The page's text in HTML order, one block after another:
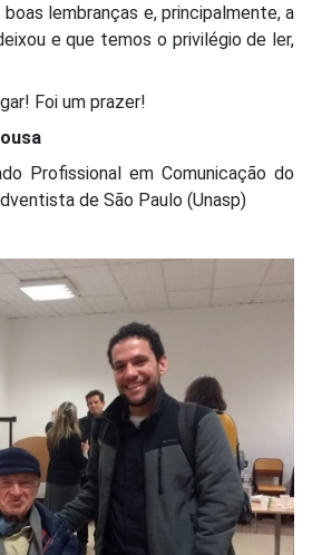
lembranças e, principalmente, a
e que temos o privilégio de ler,
Foi um prazer!
Profissional em Comunicação do
de São Paulo (Unasp)